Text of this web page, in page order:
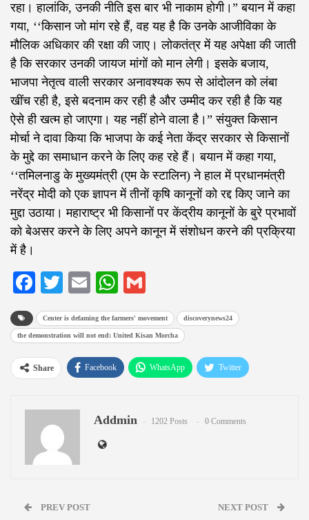
रहा। हालांकि, उनकी नीति इस बार भी नाकाम होगी।” बयान में कहा
गया, ‘‘किसान जो मांग रहे हैं, वह यह है कि उनके आजीविका के
मौलिक अधिकार की रक्षा की जाए। लोकतंत्र में यह अपेक्षा की जाती
है कि सरकार उनकी जायज मांगों को मान लेगी। इसके बजाय,
भाजपा नेतृत्व वाली सरकार अनावश्यक रूप से आंदोलन को लंबा
खींच रही है, इसे बदनाम कर रही है और उम्मीद कर रही है कि यह
ऐसे ही खत्म हो जाएगा। यह नहीं होने वाला है।” संयुक्त किसान
मोर्चा ने दावा किया कि भाजपा के कई नेता केंद्र सरकार से किसानों
के मुद्दे का समाधान करने के लिए कह रहे हैं। बयान में कहा गया,
‘‘तमिलनाडु के मुख्यमंत्री (एम के स्टालिन) ने हाल में प्रधानमंत्री
नरेंद्र मोदी को एक ज्ञापन में तीनों कृषि कानूनों को रद्द किए जाने का
मुद्दा उठाया। महाराष्ट्र भी किसानों पर केंद्रीय कानूनों के बुरे प्रभावों
को बेअसर करने के लिए अपने कानून में संशोधन करने की प्रक्रिया
में है।
Facebook
TwitterEmailWhatsApp
Center is defaming the farmers' movement discoverynews24
the demonstration will not end: United Kisan Morcha
Share Facebook WhatsApp Twitter
Addmin 1202 Posts 0 Comments
PREV POST NEXT POST